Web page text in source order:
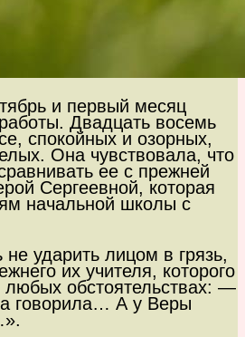
и первый месяц
Двадцать восемь
спокойных и озорных,
Она чувствовала, что
ее с прежней
Сергеевной, которая
начальной школы с
не ударить лицом в грязь,
их учителя, которого
обстоятельствах: —
говорила… А у Веры